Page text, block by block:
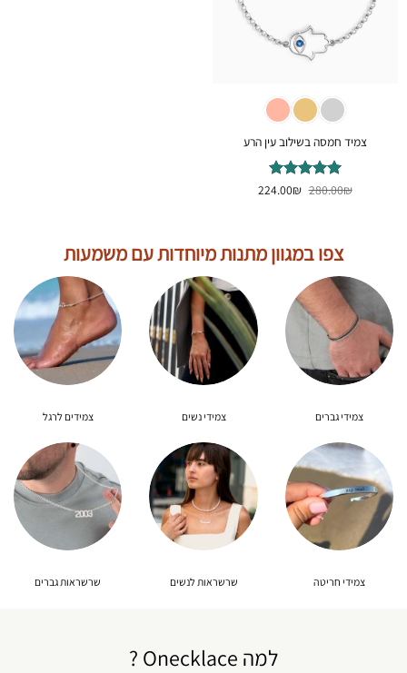
צמיד חמסה בשילוב עין הרע
דורג5 מתוך 280.00₪ המחיר
המקורי
224.00₪ המחיר
צפו במגוון מתנות מיוחדות עם משמעות
צמידי גברים צמידי נשים צמידים לרגל
צמידי חריטה שרשראות לנשים שרשראות גברים
למה Onecklace ?